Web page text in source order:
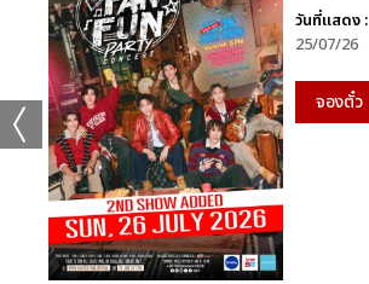
วันที่แสดง :
25/07/26
จองตั๋ว